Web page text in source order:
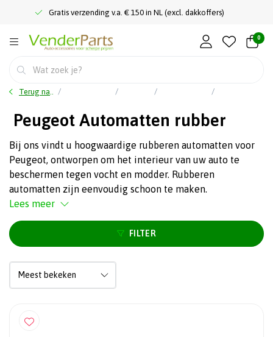
Gratis verzending v.a. € 150 in NL (excl. dakkoffers)
0
Terug naar home
Peugeot Automatten rubber
Bij ons vindt u hoogwaardige rubberen automatten voor
Peugeot, ontworpen om het interieur van uw auto te
beschermen tegen vocht en modder. Rubberen
automatten zijn eenvoudig schoon te maken.
Lees meer
FILTER